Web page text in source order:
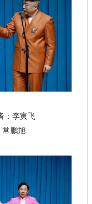
：李寅飞
常鹏旭